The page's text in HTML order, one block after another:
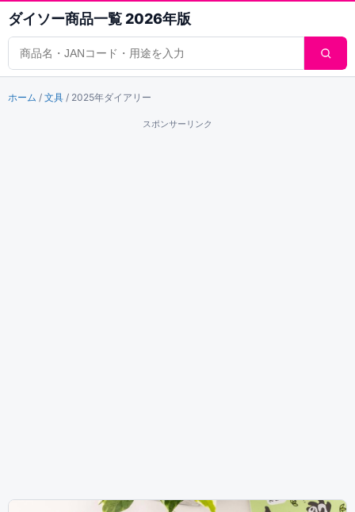
ダイソー商品一覧 2026年版
商品検索
ホーム / 文具 / 2025年ダイアリー
スポンサーリンク